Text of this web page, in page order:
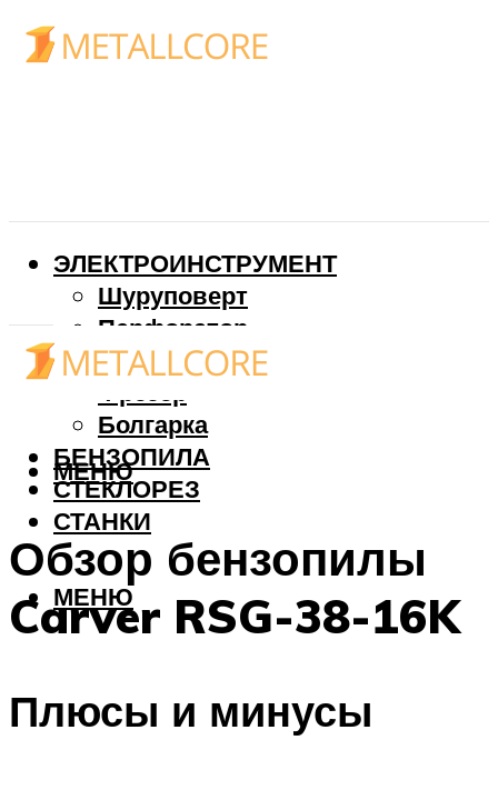
ЭЛЕКТРОИНСТРУМЕНТ
Шуруповерт
Перфоратор
Дрель
Фрезер
Болгарка
БЕНЗОПИЛА
СТЕКЛОРЕЗ
СТАНКИ
МЕНЮ
МЕНЮ
Обзор бензопилы
Carver RSG-38-16K
Плюсы и минусы